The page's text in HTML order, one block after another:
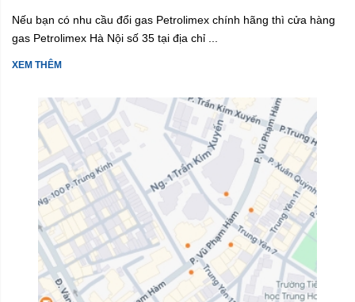
Nếu bạn có nhu cầu đổi gas Petrolimex chính hãng thì cửa hàng
gas Petrolimex Hà Nội số 35 tại địa chỉ ...
XEM THÊM